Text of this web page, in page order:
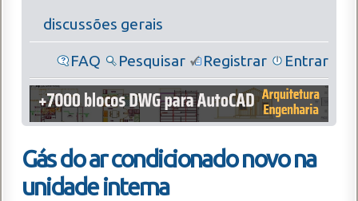
discussões gerais
FAQ Pesquisar Registrar Entrar
Gás do ar condicionado novo na
unidade interna